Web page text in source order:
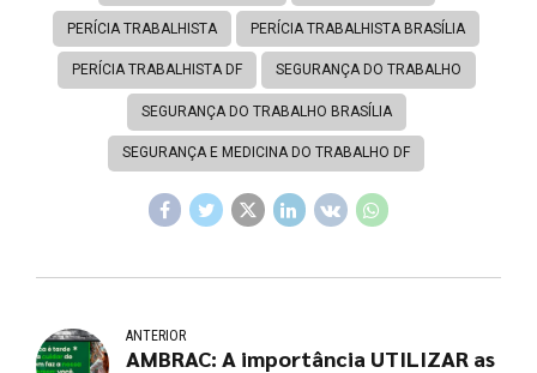
PERÍCIA TRABALHISTA PERÍCIA TRABALHISTA BRASÍLIA
PERÍCIA TRABALHISTA DF SEGURANÇA DO TRABALHO
SEGURANÇA DO TRABALHO BRASÍLIA
SEGURANÇA E MEDICINA DO TRABALHO DF
ANTERIOR
AMBRAC: A importância UTILIZAR as